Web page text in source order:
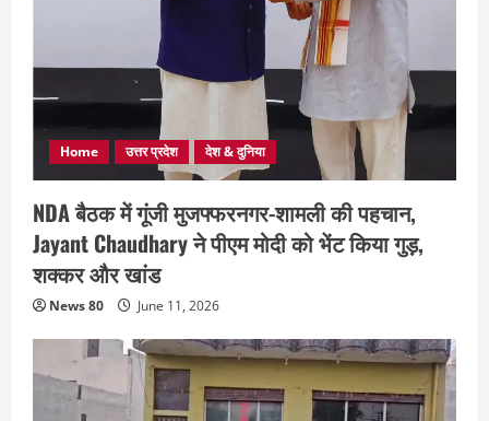
Home उत्तर प्रदेश देश & दुनिया
NDA बैठक में गूंजी मुजफ्फरनगर-शामली की पहचान,
Jayant Chaudhary ने पीएम मोदी को भेंट किया गुड़,
शक्कर और खांड
News 80 June 11, 2026